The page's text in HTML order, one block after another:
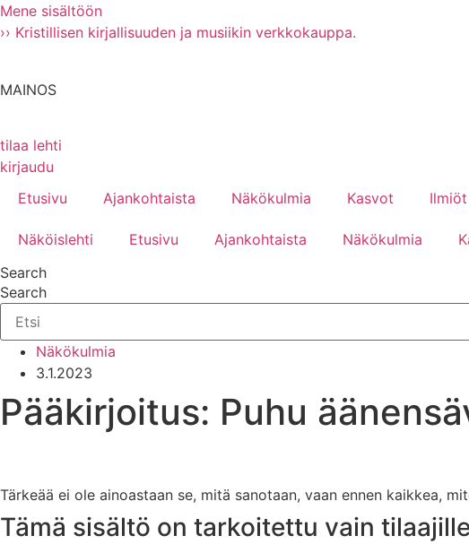
Mene sisältöön
›› Kristillisen kirjallisuuden ja musiikin verkkokauppa.
MAINOS
tilaa lehti
kirjaudu
Etusivu
Ajankohtaista Näkökulmia Kasvot Ilmiöt
Näköislehti Etusivu Ajankohtaista Näkökulmia
Search
Search
Näkökulmia
3.1.2023
Pääkirjoitus: Puhu
Tärkeää ei ole ainoastaan se, mitä sanotaan, vaan ennen kaikkea,
Tämä sisältö on tarkoitettu vain